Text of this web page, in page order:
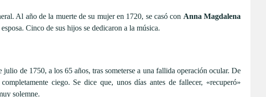
Al año de la muerte de su mujer en 1720, se casó con Anna Magdalena
Cinco de sus hijos se dedicaron a la música.
de 1750, a los 65 años, tras someterse a una fallida operación ocular. De
ciego. Se dice que, unos días antes de fallecer, «recuperó»
solemne.